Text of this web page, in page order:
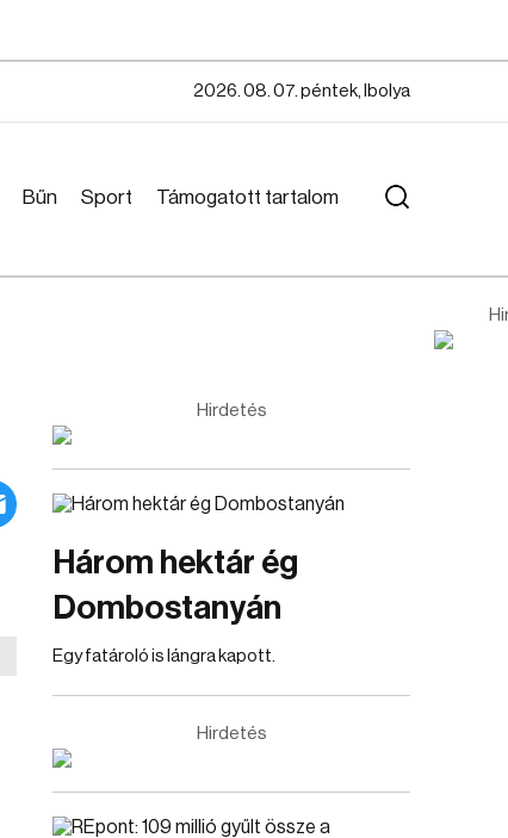
2026. 08. 07. péntek, Ibolya
Bűn Sport Támogatott tartalom
Hirdetés
Három hektár ég
Dombostanyán
Egy fatároló is lángra kapott.
Hirdetés